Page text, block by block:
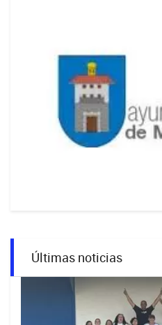
Últimas noticias